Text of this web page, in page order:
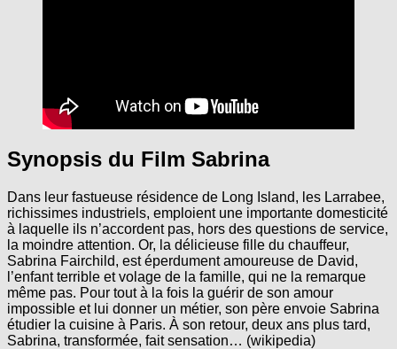
Synopsis du Film Sabrina
Dans leur fastueuse résidence de Long Island, les Larrabee,
richissimes industriels, emploient une importante domesticité
à laquelle ils n’accordent pas, hors des questions de service,
la moindre attention. Or, la délicieuse fille du chauffeur,
Sabrina Fairchild, est éperdument amoureuse de David,
l’enfant terrible et volage de la famille, qui ne la remarque
même pas. Pour tout à la fois la guérir de son amour
impossible et lui donner un métier, son père envoie Sabrina
étudier la cuisine à Paris. À son retour, deux ans plus tard,
Sabrina, transformée, fait sensation… (wikipedia)